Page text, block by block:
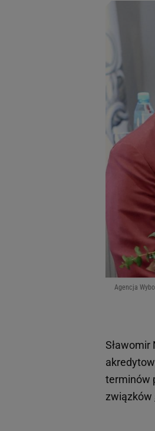
Agencja
Sławomir
terminów
związków